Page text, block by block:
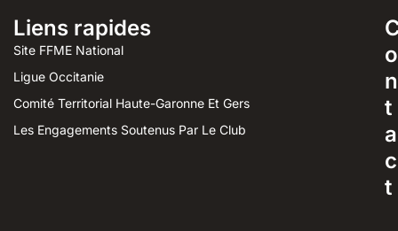
Liens rapides
Site FFME National
Ligue Occitanie
Comité Territorial Haute-Garonne Et Gers
Les Engagements Soutenus Par Le Club
o
n
t
a
c
t